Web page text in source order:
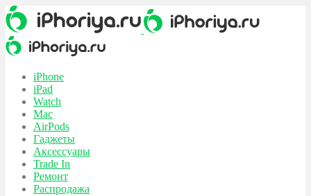
iPhone
iPad
Watch
Mac
AirPods
Гаджеты
Аксессуары
Trade In
Ремонт
Распродажа